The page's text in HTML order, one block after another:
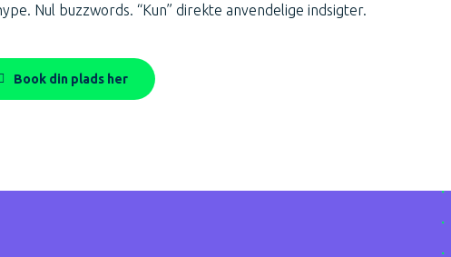
Nul buzzwords. “Kun” direkte anvendelige indsigter.
Book din plads her